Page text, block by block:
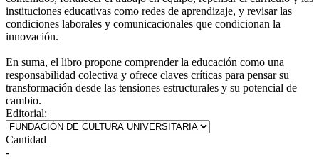
instituciones educativas como redes de aprendizaje, y revisar las
condiciones laborales y comunicacionales que condicionan la
innovación.
En suma, el libro propone comprender la educación como una
responsabilidad colectiva y ofrece claves críticas para pensar su
transformación desde las tensiones estructurales y su potencial de
cambio.
Editorial:
Cantidad
-